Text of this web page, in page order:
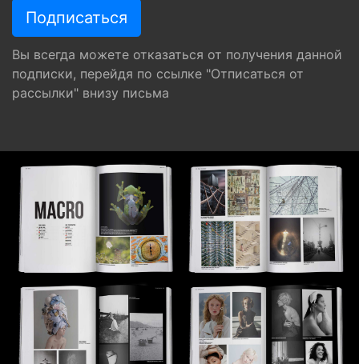
Вы всегда можете отказаться от получения данной
подписки, перейдя по ссылке "Отписаться от
рассылки" внизу письма